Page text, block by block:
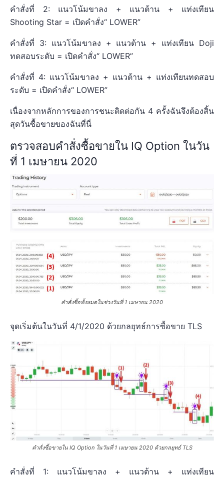
คำสั่งที่ 2: แนวโน้มขาลง + แนวต้าน + แท่งเทียน
Shooting Star = เปิดคำสั่ง“ LOWER”
คำสั่งที่ 3: แนวโน้มขาลง + แนวต้าน + แท่งเทียน Doji
ทดสอบระดับ = เปิดคำสั่ง“ LOWER”
คำสั่งที่ 4: แนวโน้มขาลง + แนวต้าน + แท่งเทียนทดสอบ
ระดับ = เปิดคำสั่ง“ LOWER”
เนื่องจากหลักการของการชนะติดต่อกัน 4 ครั้งฉันจึงต้องสิ้น
สุดวันซื้อขายของฉันที่นี่
ตรวจสอบคำสั่งซื้อขายใน IQ Option ในวัน
ที่ 1 เมษายน 2020
คำสั่งซื้อทั้งหมดในช่วงวันที่ 1 เมษายน 2020
จุดเริ่มต้นในวันที่ 4/1/2020 ด้วยกลยุทธ์การซื้อขาย TLS
คำสั่งซื้อขายใน IQ Option ในวันที่ 1 เมษายน 2020 ด้วยกลยุทธ์ TLS
คำสั่งที่ 1: แนวโน้มขาลง + แนวต้าน + แท่งเทียน